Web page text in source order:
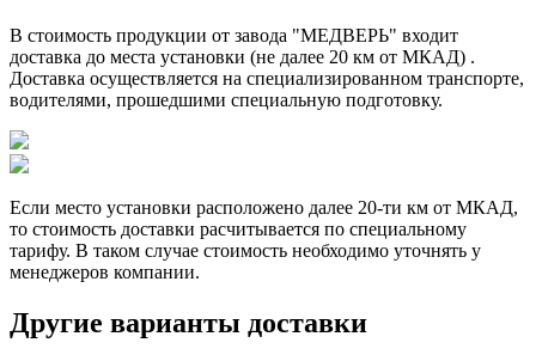
В стоимость продукции от завода "МЕДВЕРЬ" входит
доставка до места установки (не далее 20 км от МКАД) .
Доставка осуществляется на специализированном транспорте,
водителями, прошедшими специальную подготовку.
Если место установки расположено далее 20-ти км от МКАД,
то стоимость доставки расчитывается по специальному
тарифу. В таком случае стоимость необходимо уточнять у
менеджеров компании.
Другие варианты доставки